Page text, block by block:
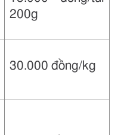
200g
30.000 đồng/kg